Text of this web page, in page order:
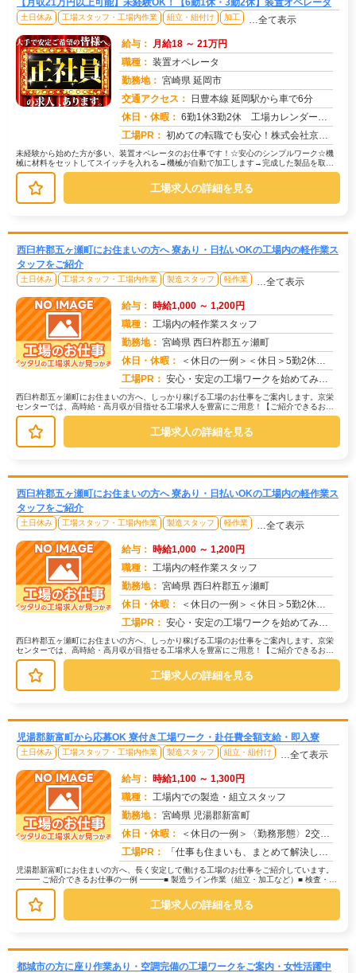
【月収21万円以上可能】未経験OK！【6勤1休・3勤2休】装置オペレータ
土日休み 工場スタッフ・工場内作業 組立・組付け 加工 …全て表示
給与： 月給18 ～ 21万円
職種： 装置オペレータ
勤務地： 宮崎県 延岡市
交通アクセス：
日豊本線 延岡駅から車で6分
休日・休暇： 6勤1休3勤2休 工場カレンダーによる
工場PR： 初めての転職でも安心！株式会社京栄センターで、新しい一歩を踏み出してみませんか？☆引越し費用や赴任費用は会社が全額...
未経験から始めた方が多い、装置オペレータのお仕事です！☆安心のシンプルワーク☆機
械に材料をセットしてスイッチを入れる→機械が自動で加工します→完成した製品を取り
出す、という流れです。具体的には…...
工場求人の詳細を見る
西臼杵郡五ヶ瀬町にお住まいの方へ 寮あり・日払いOKの工場内の軽作業ス
タッフをご紹介
土日休み 工場スタッフ・工場内作業 製造スタッフ 軽作業 …全て表示
給与： 時給1,000 ～ 1,200円
職種： 工場内の軽作業スタッフ
勤務地： 宮崎県 西臼杵郡五ヶ瀬町
休日・休暇：
＜休日の一例＞＜休日＞5勤2休（工場カレンダーによる）★ＧＷ・夏季・年末年始休暇あり★有給休暇あり※配属先により休...
工場PR： 安心・安定の工場ワークを始めてみませんか？株式会社京栄センターが選ばれる理由はこちら！【理由①】手厚いサポート体制...
西臼杵郡五ヶ瀬町にお住まいの方へ、しっかり稼げる工場のお仕事をご案内します。京栄
センターでは、高時給・高月収が目指せる工場求人を豊富にご用意！【ご紹介できるお仕
事の一例】◇ 製造ラインでの組立・...
工場求人の詳細を見る
西臼杵郡五ヶ瀬町にお住まいの方へ 寮あり・日払いOKの工場内の軽作業ス
タッフをご紹介
土日休み 工場スタッフ・工場内作業 製造スタッフ 軽作業 …全て表示
給与： 時給1,000 ～ 1,200円
職種： 工場内の軽作業スタッフ
勤務地： 宮崎県 西臼杵郡五ヶ瀬町
休日・休暇：
＜休日の一例＞＜休日＞5勤2休（工場カレンダーによる）★ＧＷ・夏季・年末年始休暇あり★有給休暇あり※配属先により休...
工場PR： 安心・安定の工場ワークを始めてみませんか？株式会社京栄センターが選ばれる理由はこちら！【理由①】手厚いサポート体制...
西臼杵郡五ヶ瀬町にお住まいの方へ、しっかり稼げる工場のお仕事をご案内します。京栄
センターでは、高時給・高月収が目指せる工場求人を豊富にご用意！【ご紹介できるお仕
事の一例】◇ 製造ラインでの組立・...
工場求人の詳細を見る
児湯郡新富町から応募OK 寮付き工場ワーク・赴任費全額支給・即入寮
土日休み 工場スタッフ・工場内作業 製造スタッフ 組立・組付け …全て表示
給与： 時給1,100 ～ 1,300円
職種： 工場内での製造・組立スタッフ
勤務地： 宮崎県 児湯郡新富町
休日・休暇：
＜休日の一例＞〈勤務形態〉2交替〈休日〉土日★ＧＷ・夏季・冬季・年末年始休暇あり★有給休暇あり※配属先により休日・...
工場PR：
「仕事も住まいも、まとめて解決したい！」そんなあなたを応援します。株式会社京栄センターでは、全国の工場求人をご紹介...
児湯郡新富町にお住まいの方へ、長く安定して働ける工場のお仕事をご紹介しています。
━━━ ご紹介できるお仕事の一例 ━━━■ 製造ライン作業（組立・加工など）■ 検査・検
品（目視チェックなど）■ ...
工場求人の詳細を見る
都城市の方に座り作業あり・空調完備の工場ワークをご案内・女性活躍中